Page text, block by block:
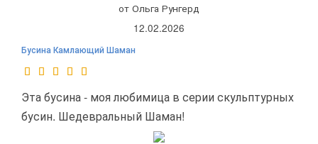
от Ольга Рунгерд
12.02.2026
Бусина Камлающий Шаман
Эта бусина - моя любимица в серии скульптурных
бусин. Шедевральный Шаман!